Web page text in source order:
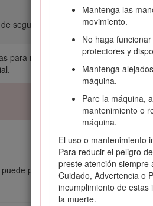
Mantenga las
movimiento.
No haga
protectores y
Mantenga
máquina.
Pare la máquina,
mantenimiento o
máquina.
El uso o mantenimiento
Para reducir el peligro
preste atención siempre
Cuidado, Advertencia o
incumplimiento de estas
la muerte.
seguridad
para resaltar información.Importante
provocar la exposición a